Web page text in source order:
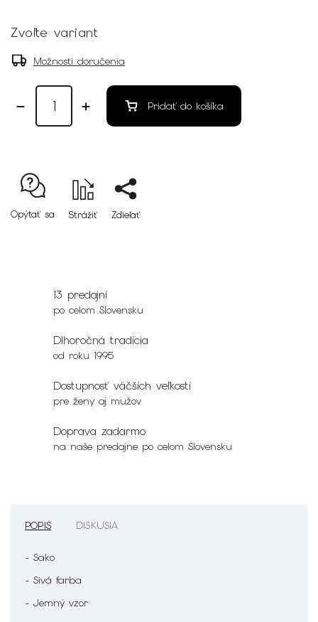
Zvoľte variant
Možnosti doručenia
Pridať do košíka
Opýtať sa Strážiť Zdieľať
13 predajní
po celom Slovensku
Dlhoročná tradícia
od roku 1995
Dostupnosť väčších veľkostí
pre ženy aj mužov
Doprava zadarmo
na naše predajne po celom Slovensku
POPIS DISKUSIA
- Sako
- Sivá farba
- Jemný vzor